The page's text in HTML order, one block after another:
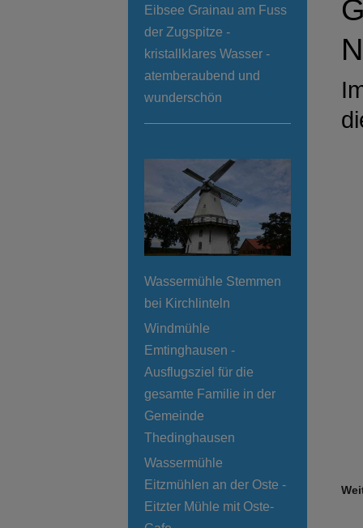
Eibsee Grainau am Fuss
der Zugspitze -
kristallklares Wasser -
atemberaubend und
wunderschön
Wassermühle Stemmen
bei Kirchlinteln
Windmühle
Emtinghausen -
Ausflugsziel für die
gesamte Familie in der
Gemeinde
Thedinghausen
Wassermühle
Eitzmühlen an der Oste -
Eitzter Mühle mit Oste-